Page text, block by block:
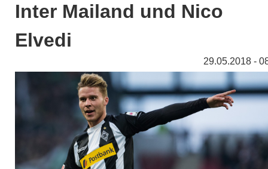
Inter Mailand und Nico
Elvedi
29.05.2018 -